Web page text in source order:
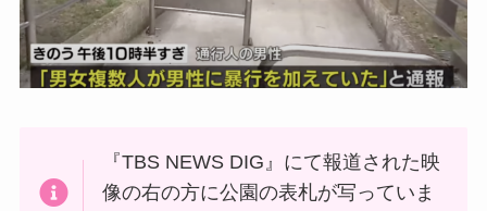
『TBS NEWS DIG』にて報道された映
像の右の方に公園の表札が写っていま